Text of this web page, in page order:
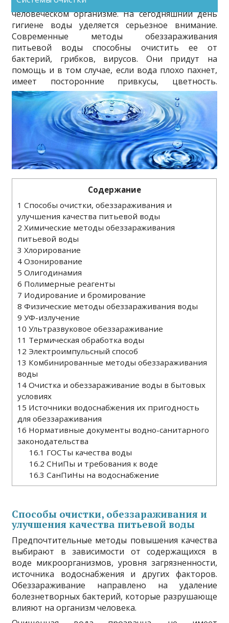
способны вызвать необратимые изменения в
человеческом организме. На сегодняшний день
гигиене воды уделяется серьезное внимание.
Современные методы обеззараживания
питьевой воды способны очистить ее от
бактерий, грибков, вирусов. Они придут на
помощь и в том случае, если вода плохо пахнет,
имеет посторонние привкусы, цветность.
Содержание
1 Способы очистки, обеззараживания и
улучшения качества питьевой воды
2 Химические методы обеззараживания
питьевой воды
3 Хлорирование
4 Озонирование
5 Олигодинамия
6 Полимерные реагенты
7 Иодирование и бромирование
8 Физические методы обеззараживания воды
9 УФ-излучение
10 Ультразвуковое обеззараживание
11 Термическая обработка воды
12 Электроимпульсный способ
13 Комбинированные методы обеззараживания
воды
14 Очистка и обеззараживание воды в бытовых
условиях
15 Источники водоснабжения их пригодность
для обеззараживания
16 Нормативные документы водно-санитарного
законодательства
16.1 ГОСТы качества воды
16.2 СНиПы и требования к воде
16.3 СанПиНы на водоснабжение
Способы очистки, обеззараживания и
улучшения качества питьевой воды
Предпочтительные методы повышения качества
выбирают в зависимости от содержащихся в
воде микроорганизмов, уровня загрязненности,
источника водоснабжения и других факторов.
Обеззараживание направлено на удаление
болезнетворных бактерий, которые разрушающе
влияют на организм человека.